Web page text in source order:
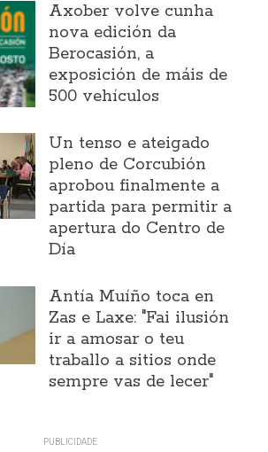
Axober volve cunha
nova edición da
Berocasión, a
exposición de máis de
500 vehículos
Un tenso e ateigado
pleno de Corcubión
aprobou finalmente a
partida para permitir a
apertura do Centro de
Día
Antía Muíño toca en
Zas e Laxe: "Fai ilusión
ir a amosar o teu
traballo a sitios onde
sempre vas de lecer"